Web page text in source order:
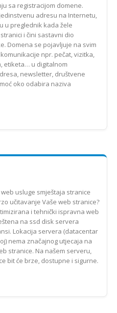
sa registracijom domene.
adresu na Internetu,
u preglednik kada žele
i čini sastavni dio
Domena se pojavljuje na svim
npr. pečat, vizitka,
etiketa… u digitalnom
newsletter, društvene
oko odabira naziva
usluge smještaja stranice
učitavanje Vaše web stranice?
i tehnički ispravna web
na ssd disk servera
Lokacija servera (datacentar
nema značajnog utjecaja na
stranice. Na našem serveru,
bit će brze, dostupne i sigurne.